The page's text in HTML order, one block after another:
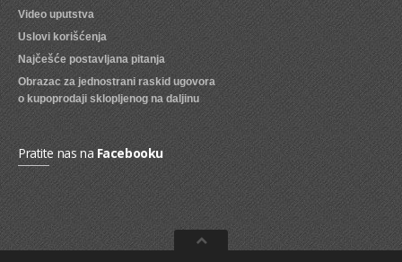
ZVAKE
LIZALICE
COKOLADE
KREMOVI
BOMBONJERE I PRALINE
MALE COKOLADE I BAROVI
KEKSOVI
KEKS STRUDLE
Video uputstva
Uslovi korišćenja
Najčešće postavljana pitanja
Obrazac za jednostrani raskid ugovora
o kupoprodaji sklopljenog na daljinu
Pratite nas na Facebooku